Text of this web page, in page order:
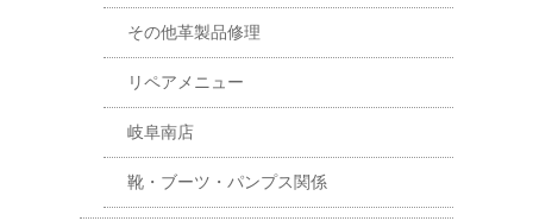
その他革製品修理
リペアメニュー
岐阜南店
靴・ブーツ・パンプス関係